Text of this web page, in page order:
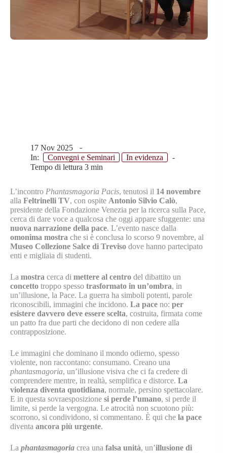
17 Nov 2025
In:
Convegni e Seminari
In evidenza
Tempo di lettura 3 min
L’incontro Phantasmagoria Pacis, tenutosi il 14 novembre
alla Feltrinelli TV, con ospite Antonio Silvio Calò,
presidente della Fondazione Venezia per la ricerca sulla Pace,
cerca di dare voce a qualcosa che oggi appare sfuggente: una
nuova narrazione della pace. L’evento nasce dalla
omonima mostra che si è conclusa lo scorso 9 novembre, al
Museo Collezione Salce di Treviso dove hanno partecipato
enti e migliaia di studenti.
La mostra cerca di mettere al centro del dibattito un
concetto troppo spesso trasformato in un’ombra, in
un’illusione, la Pace. La guerra ha simboli potenti, parole
riconoscibili, immagini che incidono. La pace no: per
esistere davvero deve essere scelta, costruita, firmata come
un patto fra due parti che decidono di non cedere alla
contrapposizione.
Le immagini che dominano il mondo odierno, spesso
violente, non raccontano: consumano. Creano una
phantasmagoria, un’illusione visiva che ci fa credere di
comprendere mentre, in realtà, semplifica e distorce. La
violenza diventa quotidiana, normale, persino spettacolare.
E in questa sovraesposizione si perde l’umano, si perde il
limite, si perde la vergogna. Le atrocità non scuotono più:
scorrono, si condividono, si commentano. È qui che la pace
diventa ancora più urgente.
La phantasmagoria crea una falsa unità, un’illusione di